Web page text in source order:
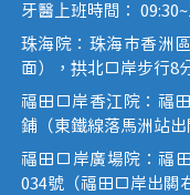
牙醫上班時間：
珠海院：珠海市香洲
面），拱北口岸步行8
福田口岸香江院：福
鋪（東鐵線落馬洲站出
福田口岸廣場院：福
034號（福田口岸出關